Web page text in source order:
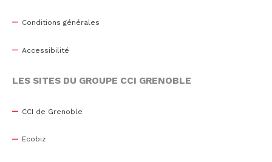
Conditions générales
Accessibilité
LES SITES DU GROUPE CCI GRENOBLE
CCI de Grenoble
Ecobiz